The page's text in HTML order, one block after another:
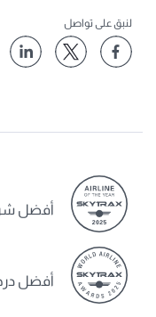
لنبق على تواصل
أفضل
أفضل